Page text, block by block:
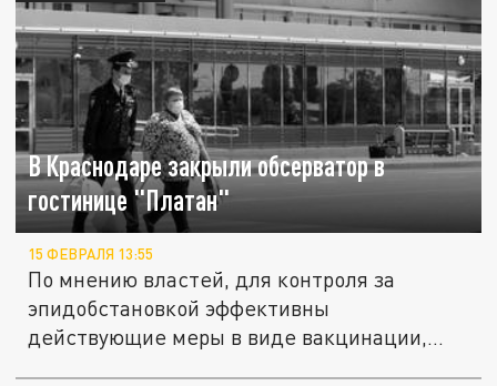
В Краснодаре закрыли обсерватор в
гостинице "Платан"
15 ФЕВРАЛЯ 13:55
По мнению властей, для контроля за
эпидобстановкой эффективны
действующие меры в виде вакцинации,